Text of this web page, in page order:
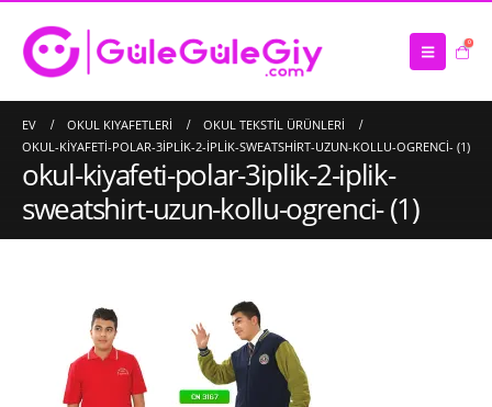
0
EV OKUL KIYAFETLERI
OKUL TEKSTIL ÜRÜNLERI
OKUL-KIYAFETI-POLAR-3IPLIK-2-IPLIK-SWEATSHIRT-UZUN-KOLLU-OGRENCI- (1)
okul-kiyafeti-polar-3iplik-2-iplik-
sweatshirt-uzun-kollu-ogrenci- (1)